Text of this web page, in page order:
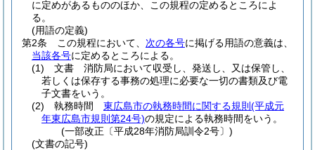
に定めがあるもののほか、この規程の定めるところによ
る。
(用語の定義)
第2条
この規程において、 次の各号に掲げる用語の意義は、
当該各号に定めるところによる。
(1)
文書 消防局において収受し、発送し、又は保管し、
若しくは保存する事務の処理に必要な一切の書類及び電
子文書をいう。
(2)
執務時間 東広島市の執務時間に関する規則 (平成元
年東広島市規則第24号)の規定による執務時間をいう。
(一部改正〔平成28年消防局訓令2号〕)
(文書の記号)